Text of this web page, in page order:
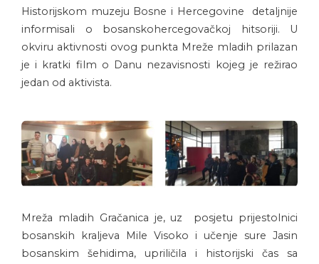
Historijskom muzeju Bosne i Hercegovine detaljnije
informisali o bosanskohercegovačkoj hitsoriji. U
okviru aktivnosti ovog punkta Mreže mladih prilazan
je i kratki film o Danu nezavisnosti kojeg je režirao
jedan od aktivista.
Mreža mladih Gračanica je, uz posjetu prijestolnici
bosanskih kraljeva Mile Visoko i učenje sure Jasin
bosanskim šehidima, upriličila i historijski čas sa